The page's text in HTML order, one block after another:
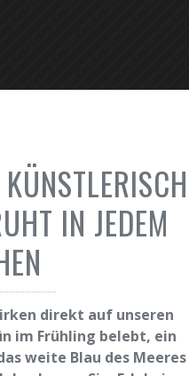
IN JEDEM
direkt auf unseren
im Frühling belebt, ein
weite Blau des Meeres